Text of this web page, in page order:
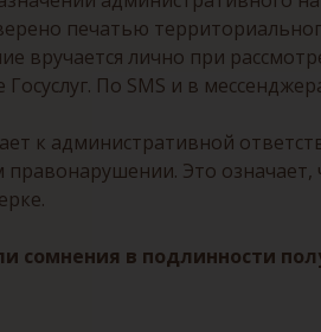
печатью
вручается лично при
По SMS и в
к административной
Это означает,
сомнения в подлинности